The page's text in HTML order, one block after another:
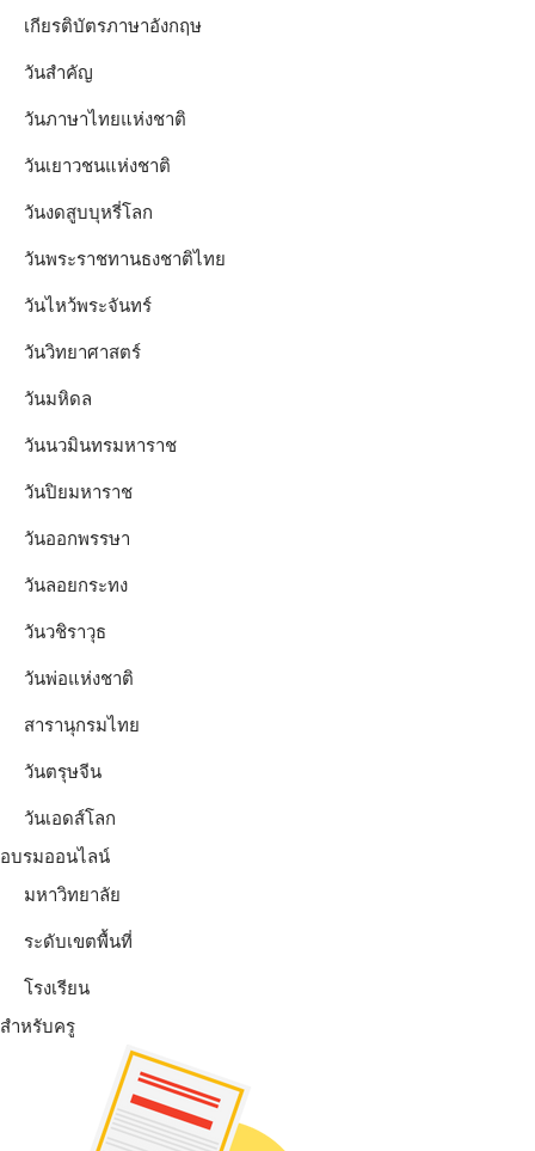
เกียรติบัตรภาษาอังกฤษ
วันสำคัญ
วันภาษาไทยแห่งชาติ
วันเยาวชนแห่งชาติ
วันงดสูบบุหรี่โลก
วันพระราชทานธงชาติไทย
วันไหว้พระจันทร์​
วันวิทยาศาสตร์
วันมหิดล
วันนวมินทรมหาราช
วันปิยมหาราช
วันออกพรรษา
วันลอยกระทง
วันวชิราวุธ
วันพ่อแห่งชาติ
สารานุกรมไทย
วันตรุษจีน
วันเอดส์โลก
อบรมออนไลน์
มหาวิทยาลัย
ระดับเขตพื้นที่
โรงเรียน
สำหรับครู